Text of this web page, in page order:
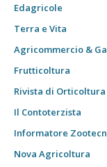
Edagricole
Terra e Vita
Agricommercio &
Frutticoltura
Rivista di
Il Contoterzista
Informatore
Nova Agricoltura